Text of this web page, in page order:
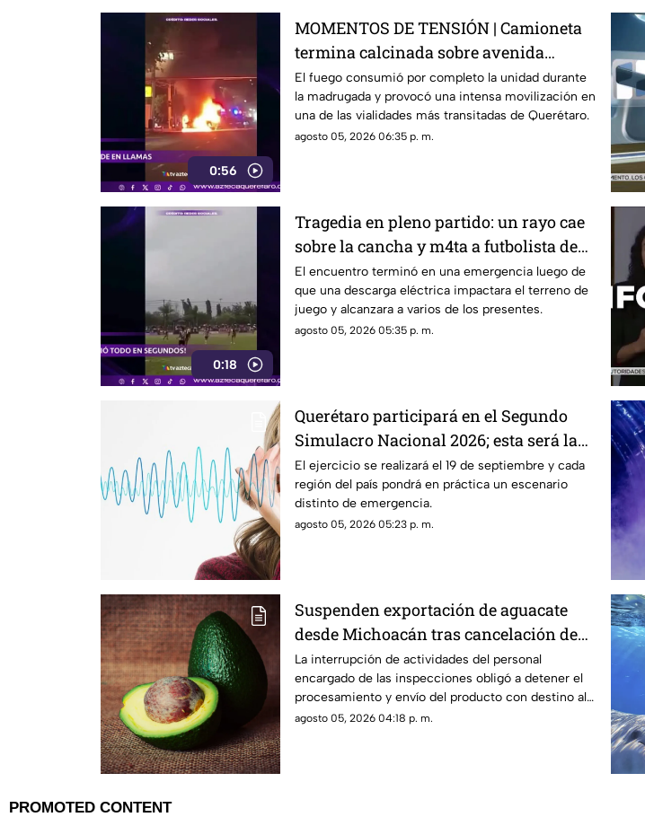
0:56
MOMENTOS DE TENSIÓN | Camioneta
termina calcinada sobre avenida
Constituyentes; así se vivió el momento
El fuego consumió por completo la unidad durante
la madrugada y provocó una intensa movilización en
una de las vialidades más transitadas de Querétaro.
agosto 05, 2026 06:35 p. m.
0:18
Tragedia en pleno partido: un rayo cae
sobre la cancha y m4ta a futbolista de
24 años; VIDEO DELICADO
El encuentro terminó en una emergencia luego de
que una descarga eléctrica impactara el terreno de
juego y alcanzara a varios de los presentes.
agosto 05, 2026 05:35 p. m.
Querétaro participará en el Segundo
Simulacro Nacional 2026; esta será la
HORA EXACTA
El ejercicio se realizará el 19 de septiembre y cada
región del país pondrá en práctica un escenario
distinto de emergencia.
agosto 05, 2026 05:23 p. m.
Suspenden exportación de aguacate
desde Michoacán tras cancelación de
actividades
La interrupción de actividades del personal
encargado de las inspecciones obligó a detener el
procesamiento y envío del producto con destino al
mercado estadounidense.
agosto 05, 2026 04:18 p. m.